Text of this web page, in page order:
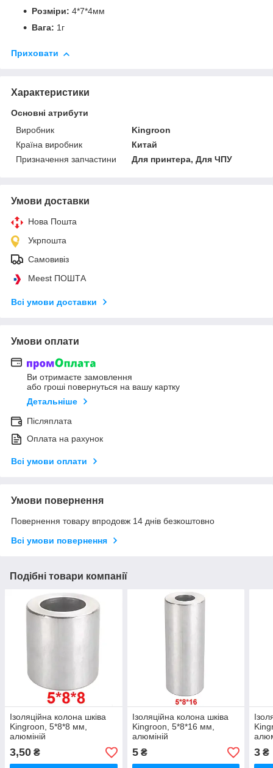
Розміри: 4*7*4мм
Вага: 1г
Приховати
Характеристики
Основні атрибути
Виробник
Kingroon
Країна виробник
Китай
Призначення запчастини
Для принтера, Для ЧПУ
Умови доставки
Нова Пошта
Укрпошта
Самовивіз
Meest ПОШТА
Всі умови доставки
Умови оплати
Ви отримаєте замовлення
або гроші повернуться на вашу картку
Детальніше
Післяплата
Оплата на рахунок
Всі умови оплати
Умови повернення
Повернення товару впродовж 14 днів безкоштовно
Всі умови повернення
Подібні товари компанії
Ізоляційна колона шківа
Kingroon, 5*8*8 мм,
алюміній
3,50 ₴
Ізоляційна колона шківа
Kingroon, 5*8*16 мм,
алюміній
5₴ 3 ₴